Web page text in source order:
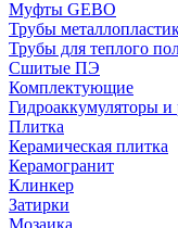
Муфты GEBO
Трубы
Трубы для теплого
Сшитые ПЭ
Комплектующие
Гидроаккумуляторы
Плитка
Керамическая плитка
Керамогранит
Клинкер
Затирки
Мозаика